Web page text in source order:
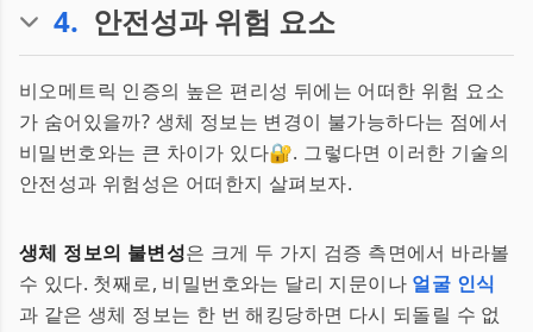
4. 안전성과 위험 요소
비오메트릭 인증의 높은 편리성 뒤에는 어떠한 위험 요소
가 숨어있을까? 생체 정보는 변경이 불가능하다는 점에서
비밀번호와는 큰 차이가 있다🔐. 그렇다면 이러한 기술의
안전성과 위험성은 어떠한지 살펴보자.
생체 정보의 불변성은 크게 두 가지 검증 측면에서 바라볼
수 있다. 첫째로, 비밀번호와는 달리 지문이나 얼굴 인식
과 같은 생체 정보는 한 번 해킹당하면 다시 되돌릴 수 없